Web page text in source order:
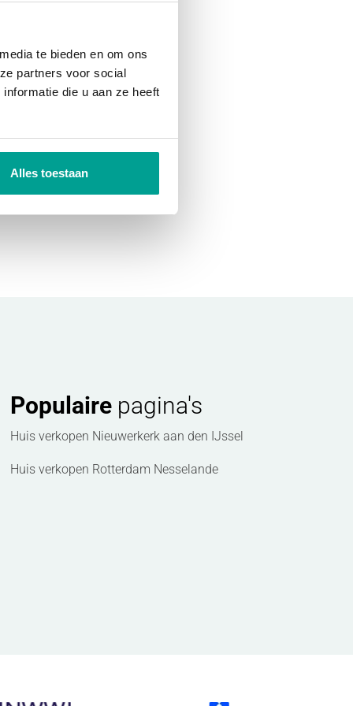
te bieden en om ons
partners voor social
die u aan ze heeft
Alles toestaan
_Email
Populairepagina's
Huis verkopen Nieuwerkerk aan den IJssel
Huis verkopen Rotterdam Nesselande